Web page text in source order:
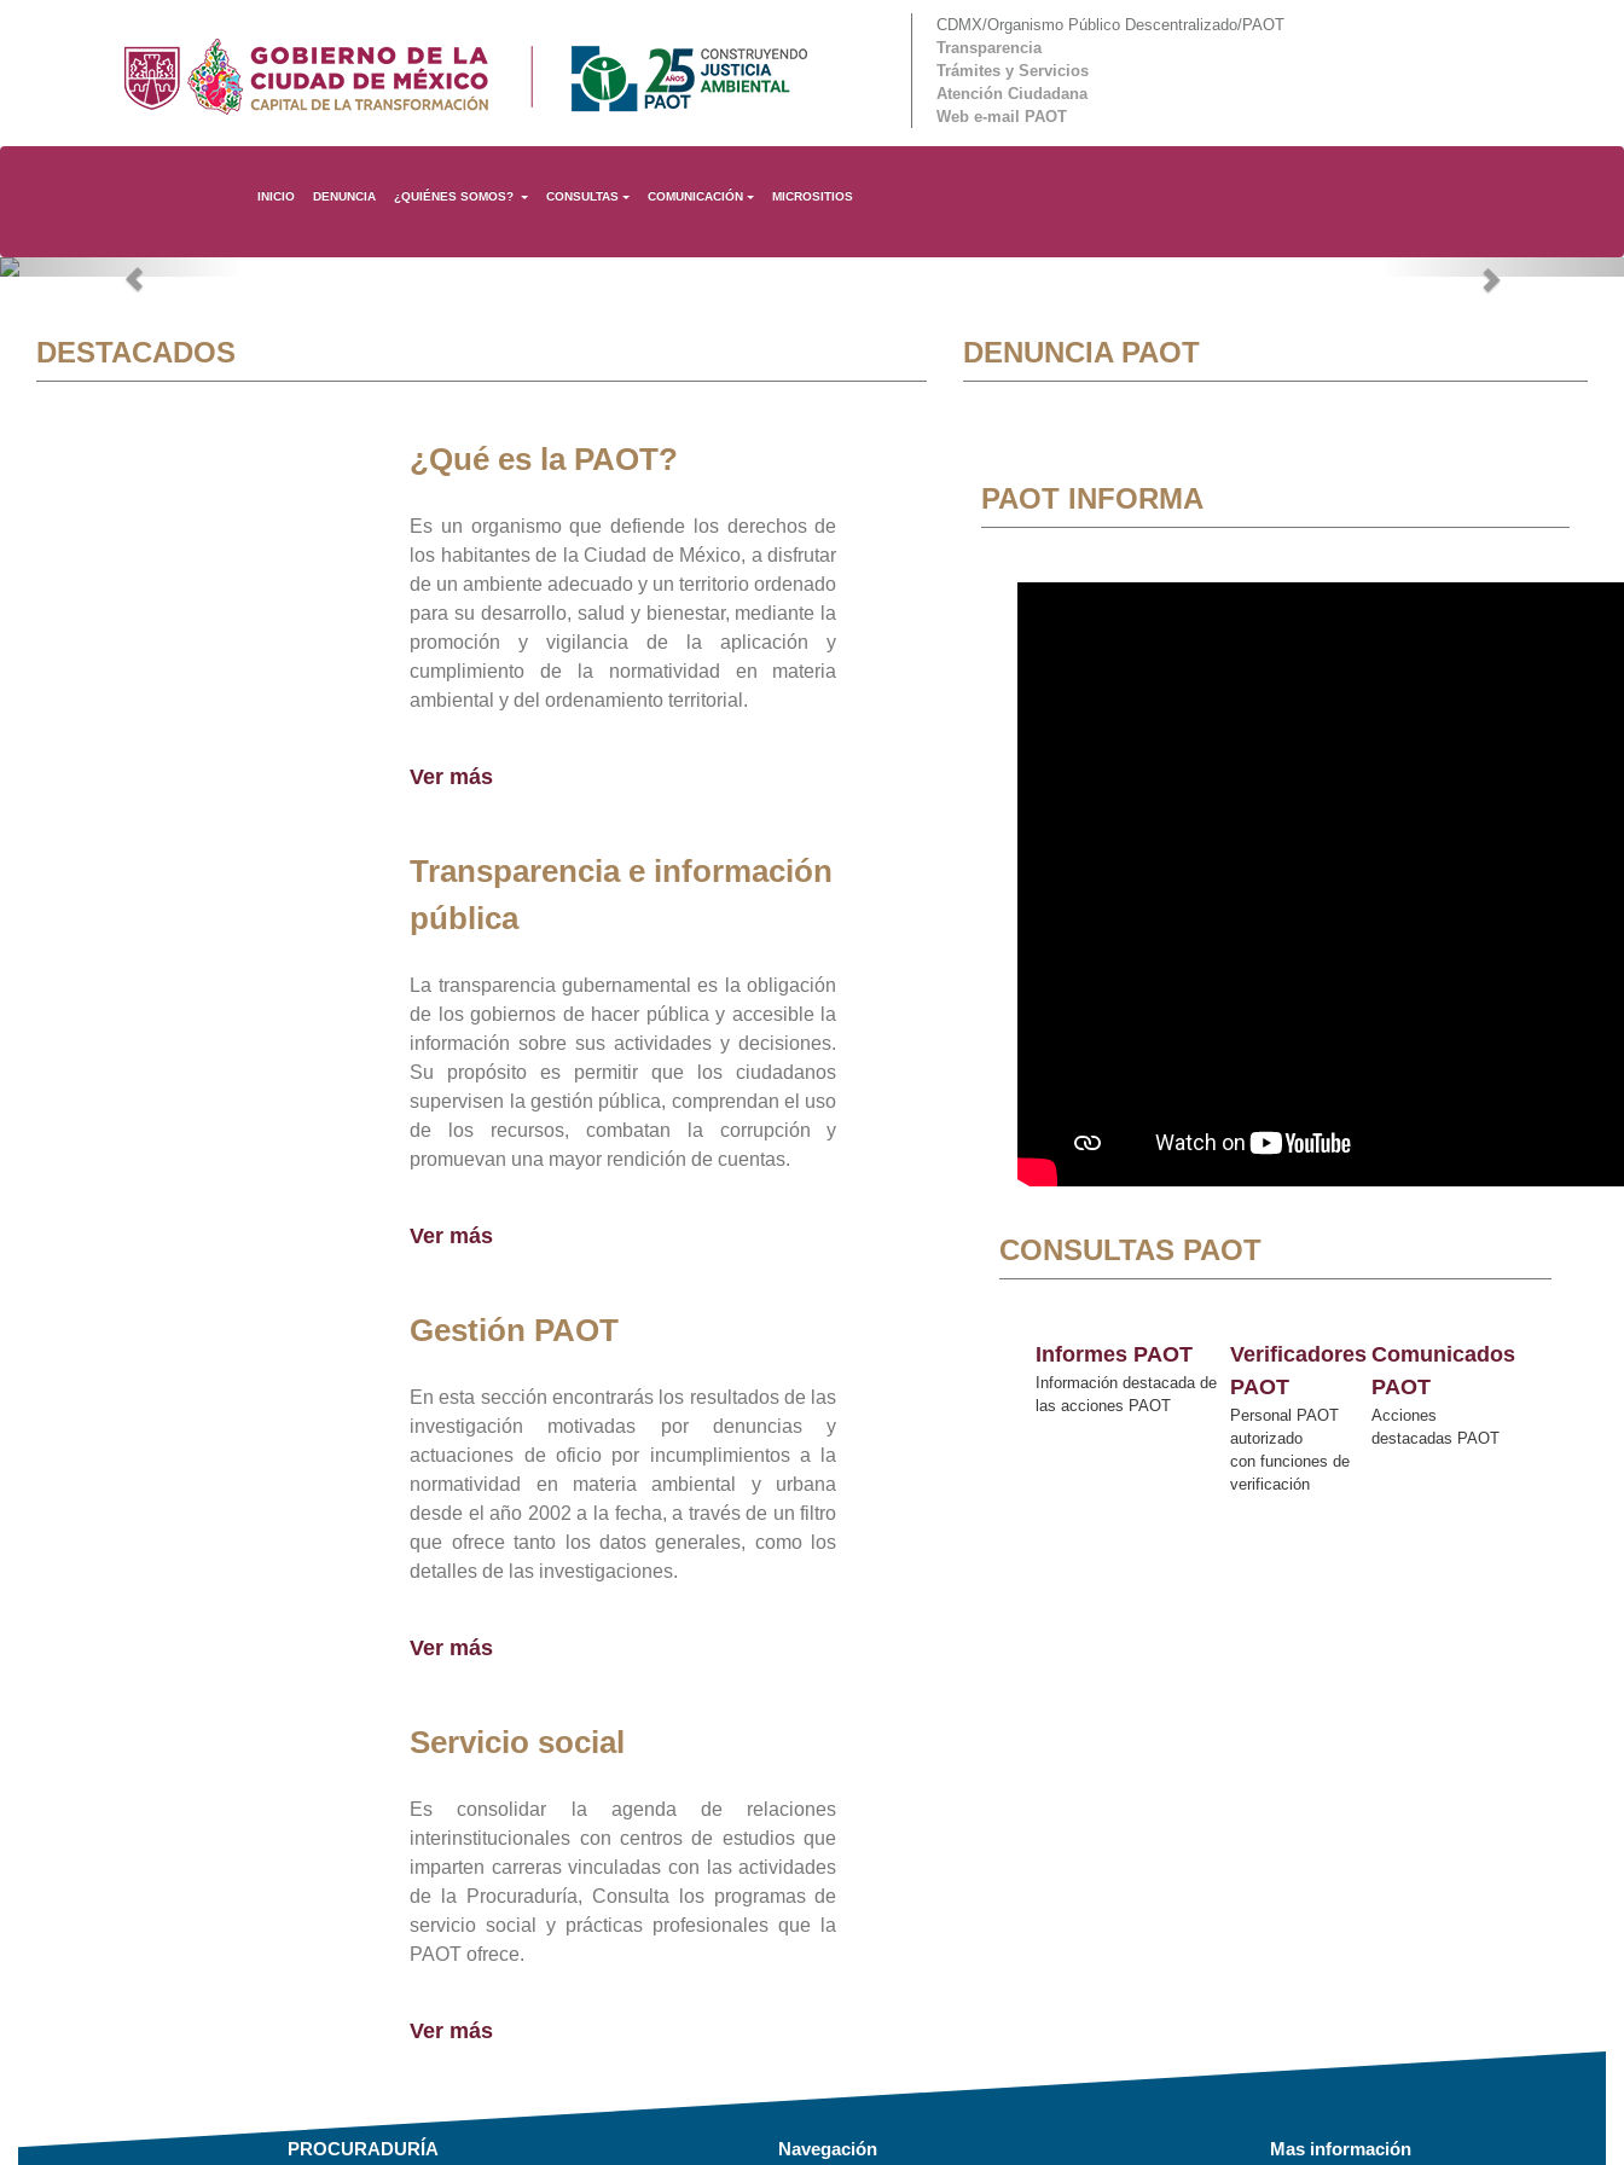
CDMX/Organismo Público Descentralizado/PAOT
Transparencia
Trámites y Servicios
Atención Ciudadana
Web e-mail PAOT
INICIO DENUNCIA ¿QUIÉNES SOMOS? CONSULTAS COMUNICACIÓN MICROSITIOS
Previous Next
DESTACADOS
¿Qué es la PAOT?
Es un organismo que defiende los derechos de
los habitantes de la Ciudad de México, a disfrutar
de un ambiente adecuado y un territorio ordenado
para su desarrollo, salud y bienestar, mediante la
promoción y vigilancia de la aplicación y
cumplimiento de la normatividad en materia
ambiental y del ordenamiento territorial.
Ver más
Transparencia e información
pública
La transparencia gubernamental es la obligación
de los gobiernos de hacer pública y accesible la
información sobre sus actividades y decisiones.
Su propósito es permitir que los ciudadanos
supervisen la gestión pública, comprendan el uso
de los recursos, combatan la corrupción y
promuevan una mayor rendición de cuentas.
Ver más
Gestión PAOT
En esta sección encontrarás los resultados de las
investigación motivadas por denuncias y
actuaciones de oficio por incumplimientos a la
normatividad en materia ambiental y urbana
desde el año 2002 a la fecha, a través de un filtro
que ofrece tanto los datos generales, como los
detalles de las investigaciones.
Ver más
Servicio social
Es consolidar la agenda de relaciones
interinstitucionales con centros de estudios que
imparten carreras vinculadas con las actividades
de la Procuraduría, Consulta los programas de
servicio social y prácticas profesionales que la
PAOT ofrece.
Ver más
DENUNCIA PAOT
PAOT INFORMA
CONSULTAS PAOT
Informes PAOT
Información destacada de
las acciones PAOT
Verificadores
PAOT
Personal PAOT
autorizado
con funciones de
verificación
Comunicados
PAOT
Acciones
destacadas PAOT
PROCURADURÍA Navegación Mas información